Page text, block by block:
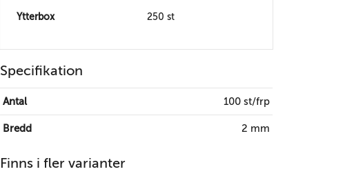
Ytterbox 250 st
Specifikation
Antal 100 st/frp
Bredd 2 mm
Finns i fler varianter